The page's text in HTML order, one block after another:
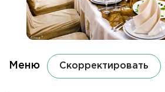
Меню Скорректировать